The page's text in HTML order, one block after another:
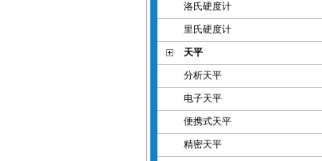
洛氏硬度计
里氏硬度计
天平
分析天平
电子天平
便携式天平
精密天平